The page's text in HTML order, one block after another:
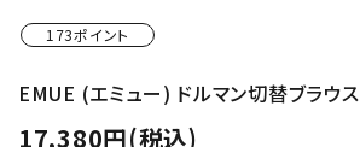
173ポイント
EMUE (エミュー) ドルマン切替ブラウス
17,380円(税込)